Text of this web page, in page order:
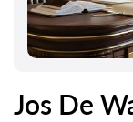
Jos De